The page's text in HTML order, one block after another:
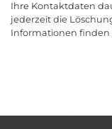
Ihre Kontaktdaten
jederzeit die
Informationen finden